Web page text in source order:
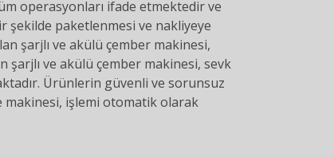
operasyonları ifade etmektedir ve
şekilde paketlenmesi ve nakliyeye
şarjlı ve akülü çember makinesi,
şarjlı ve akülü çember makinesi, sevk
Ürünlerin güvenli ve sorunsuz
makinesi, işlemi otomatik olarak